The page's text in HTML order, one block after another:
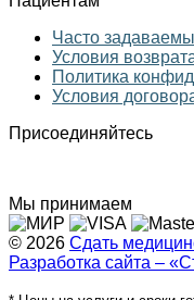
Часто
Условия
Политика
Условия
Присоединяйтесь
Мы принимаем
© 2026 Сдать
Разработка сайта –